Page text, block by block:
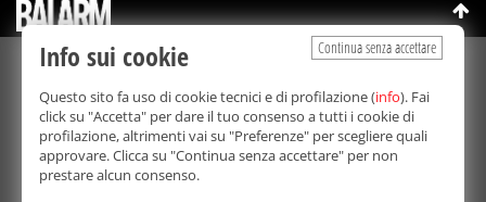
©Copyright 2003-2026
Bmedia Srl- P.IVA 07064240828
La riproduzione totale o parziale di tutti i contenuti, in qualunque
forma, su qualsiasi supporto è proibita.
Balarm.it è una testata giornalistica registrata. Autorizzazione del
Tribunale di Palermo n° 32 del 21/10/2003
Direttore responsabile:
Continua senza accettare
Info sui cookie
Questo sito fa uso di cookie tecnici e di profilazione (info). Fai
click su "Accetta" per dare il tuo consenso a tutti i cookie di
profilazione, altrimenti vai su "Preferenze" per scegliere quali
approvare. Clicca su "Continua senza accettare" per non
prestare alcun consenso.